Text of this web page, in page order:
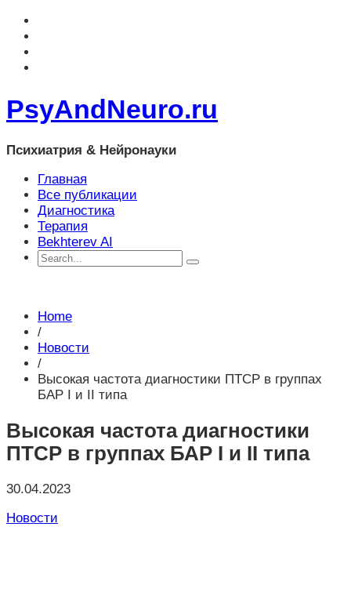
PsyAndNeuro.ru
Психиатрия & Нейронауки
Главная
Все публикации
Диагностика
Терапия
Bekhterev AI
Home
/
Новости
/
Высокая частота диагностики ПТСР в группах
БАР I и II типа
Высокая частота диагностики
ПТСР в группах БАР I и II типа
30.04.2023
Новости